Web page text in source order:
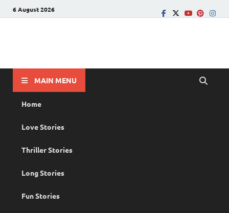
6 August 2026
MAIN MENU
Home
Love Stories
Thriller Stories
Long Stories
Fun Stories